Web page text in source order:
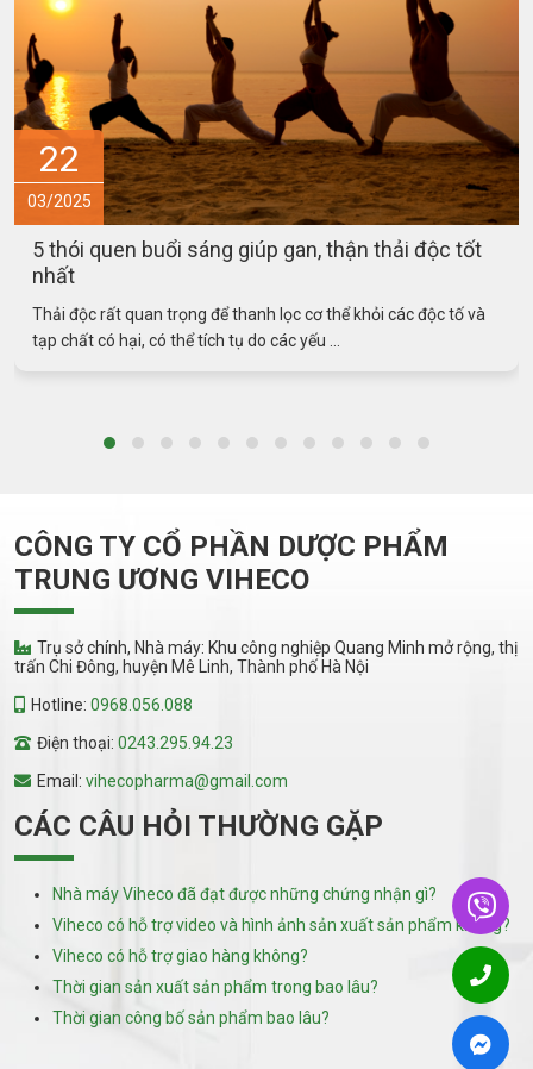
thận thải độc tốt
thể khỏi các độc tố và
...
15
03/2025
Món ăn – bài thuốc hỗ trợ
Tăng cường miễn dịch cho trẻ là rất
ngừa và điều trị bệnh sởi. Dưới đây là
CÔNG TY CỔ PHẦN DƯỢC PHẨM
TRUNG ƯƠNG VIHECO
Trụ sở chính, Nhà máy: Khu công nghiệp Quang Minh mở rộng, thị
trấn Chi Đông, huyện Mê Linh, Thành phố Hà Nội
Hotline: 0968.056.088
Điện thoại: 0243.295.94.23
Email: vihecopharma@gmail.com
CÁC CÂU HỎI THƯỜNG GẶP
Nhà máy Viheco đã đạt được những chứng nhận gì?
Viheco có hỗ trợ video và hình ảnh sản xuất sản phẩm không?
Viheco có hỗ trợ giao hàng không?
Thời gian sản xuất sản phẩm trong bao lâu?
Thời gian công bố sản phẩm bao lâu?